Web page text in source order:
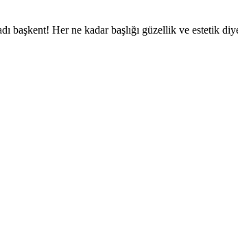
başkent! Her ne kadar başlığı güzellik ve estetik